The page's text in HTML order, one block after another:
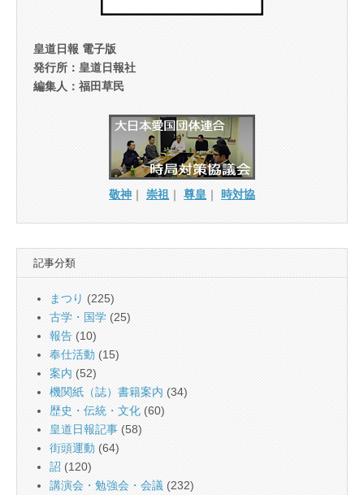
皇道日報 電子版
発行所：皇道日報社
編集人：福田草民
敬神 ｜ 崇祖 ｜ 尊皇 ｜ 時対協
記事分類
まつり (225)
古学・国学 (25)
報告 (10)
奉仕活動 (15)
案内 (52)
機関紙（誌）書籍案内 (34)
歴史・伝統・文化 (60)
皇道日報記事 (58)
街頭運動 (64)
詔 (120)
講演会・勉強会・会議 (232)